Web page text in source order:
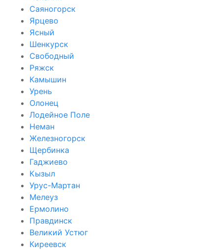
Саяногорск
Ярцево
Ясный
Шенкурск
Свободный
Ряжск
Камышин
Урень
Олонец
Лодейное Поле
Неман
Железногорск
Щербинка
Гаджиево
Кызыл
Урус-Мартан
Мелеуз
Ермолино
Правдинск
Великий Устюг
Киреевск